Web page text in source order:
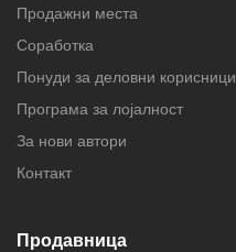
Продажни места
Соработка
Понуди за деловни корисници
Програма за лојалност
За нови автори
Контакт
Продавница